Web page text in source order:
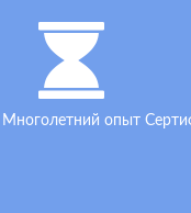
Многолетний опыт